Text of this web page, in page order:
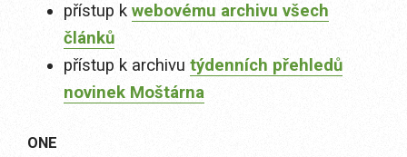
přístup k webovému archivu všech
článků
přístup k archivu týdenních přehledů
novinek Moštárna
ONE